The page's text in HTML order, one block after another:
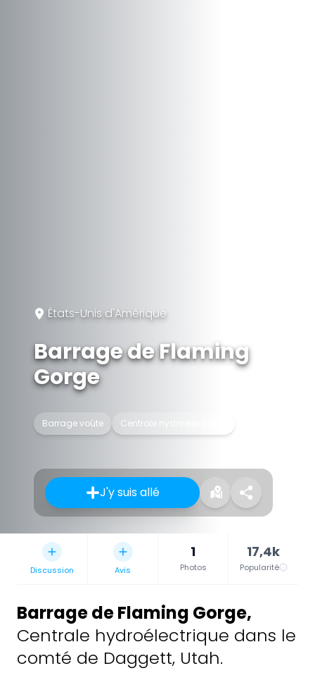
États-Unis d'Amérique
Barrage de Flaming
Gorge
Barrage voûte Centrale hydroélectrique
J'y suis allé
Discussion Avis
1
Photos
17,4k
Popularité
Barrage de Flaming Gorge,
Centrale hydroélectrique dans le
comté de Daggett, Utah.